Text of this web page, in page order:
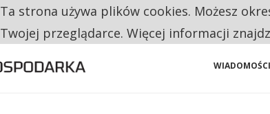
CO TRZECIĄ ZŁOTÓWKĘ Z EMERYTURY SENIORZY
WIADOMOŚCI
Ta strona używa plików cookies. Możesz
Twojej przeglądarce. Więcej informacji